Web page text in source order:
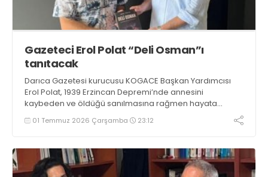
Gazeteci Erol Polat “Deli Osman”ı
tanıtacak
Darıca Gazetesi kurucusu KOGACE Başkan Yardımcısı
Erol Polat, 1939 Erzincan Depremi’nde annesini
kaybeden ve öldüğü sanılmasına rağmen hayata
tutunan Osman ve ailesini konu edindiği romanı Deli
Osman’ı 13 Temmuz Pazartesi günü tanıtıp imzalayacak.
01 Temmuz 2026 Çarşamba 23:12